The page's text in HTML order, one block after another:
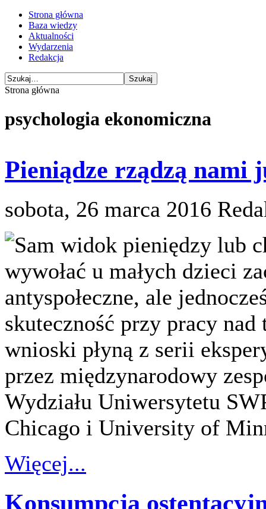
Strona główna
Baza wiedzy
Aktualności
Wydarzenia
Redakcja
Strona główna
psychologia ekonomiczna
Pieniądze rządzą nami
sobota, 26 marca 2016
Sam widok pieniędzy lub
wywołać u małych dzieci
antyspołeczne, ale
skuteczność przy pracy
wnioski płyną z serii
przez międzynarodowy
Wydziału Uniwersytetu
Chicago i University of
Więcej...
Konsumpcja